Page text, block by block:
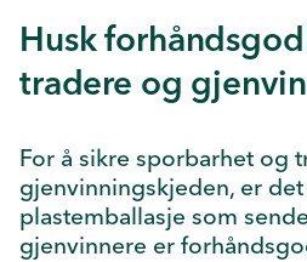
Husk
tradere og
For å sikre sporbarhet og
gjenvinningskjeden, er
plastemballasje som
gjenvinnere er